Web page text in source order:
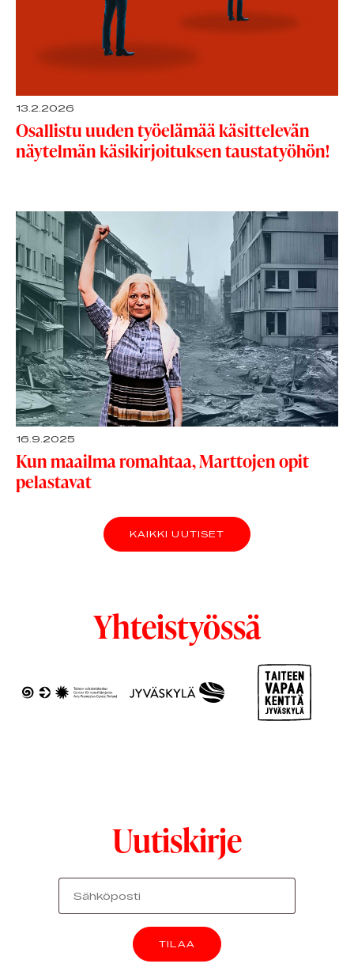
13.2.2026
Osallistu uuden työelämää käsittelevän
näytelmän käsikirjoituksen taustatyöhön!
16.9.2025
Kun maailma romahtaa, Marttojen opit
pelastavat
KAIKKI UUTISET
Yhteistyössä
Uutiskirje